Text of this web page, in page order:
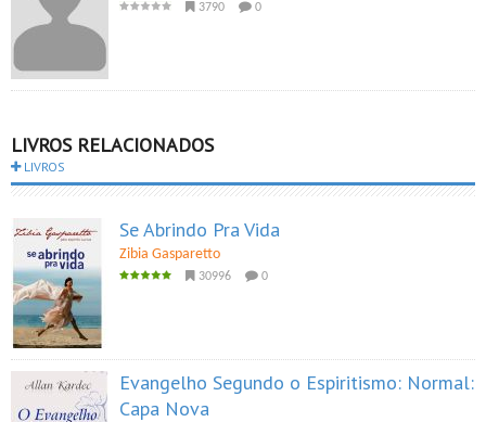
3790 0
LIVROS RELACIONADOS
LIVROS
Se Abrindo Pra Vida
Zibia Gasparetto
30996 0
Evangelho Segundo o Espiritismo: Normal:
Capa Nova